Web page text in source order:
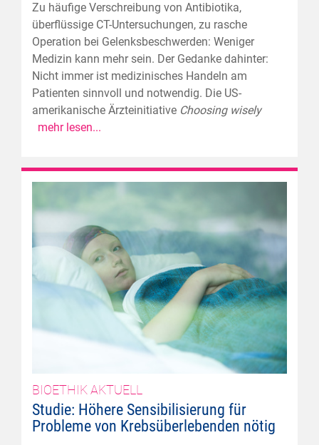
Zu häufige Verschreibung von Antibiotika,
überflüssige CT-Untersuchungen, zu rasche
Operation bei Gelenksbeschwerden: Weniger
Medizin kann mehr sein. Der Gedanke dahinter:
Nicht immer ist medizinisches Handeln am
Patienten sinnvoll und notwendig. Die US-
amerikanische Ärzteinitiative Choosing wisely
mehr lesen...
BIOETHIK AKTUELL
Studie: Höhere Sensibilisierung für
Probleme von Krebsüberlebenden nötig